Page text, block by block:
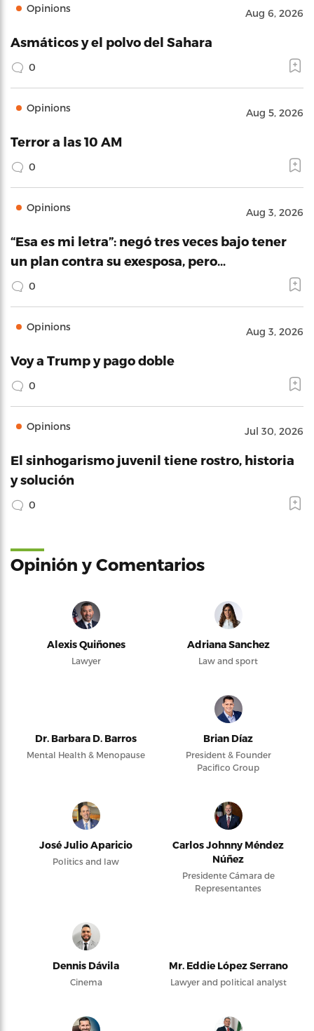
Opinions Aug 6, 2026
Asmáticos y el polvo del Sahara
0
Opinions Aug 5, 2026
Terror a las 10 AM
0
Opinions Aug 3, 2026
“Esa es mi letra”: negó tres veces bajo tener
un plan contra su exesposa, pero…
0
Opinions Aug 3, 2026
Voy a Trump y pago doble
0
Opinions Jul 30, 2026
El sinhogarismo juvenil tiene rostro, historia
y solución
0
Opinión y Comentarios
Alexis Quiñones
Lawyer
Adriana Sanchez
Law and sport
Dr. Barbara D. Barros
Mental Health & Menopause
Brian Díaz
President & Founder
Pacifico Group
José Julio Aparicio
Politics and law
Carlos Johnny Méndez
Núñez
Presidente Cámara de
Representantes
Dennis Dávila
Cinema
Mr. Eddie López Serrano
Lawyer and political analyst